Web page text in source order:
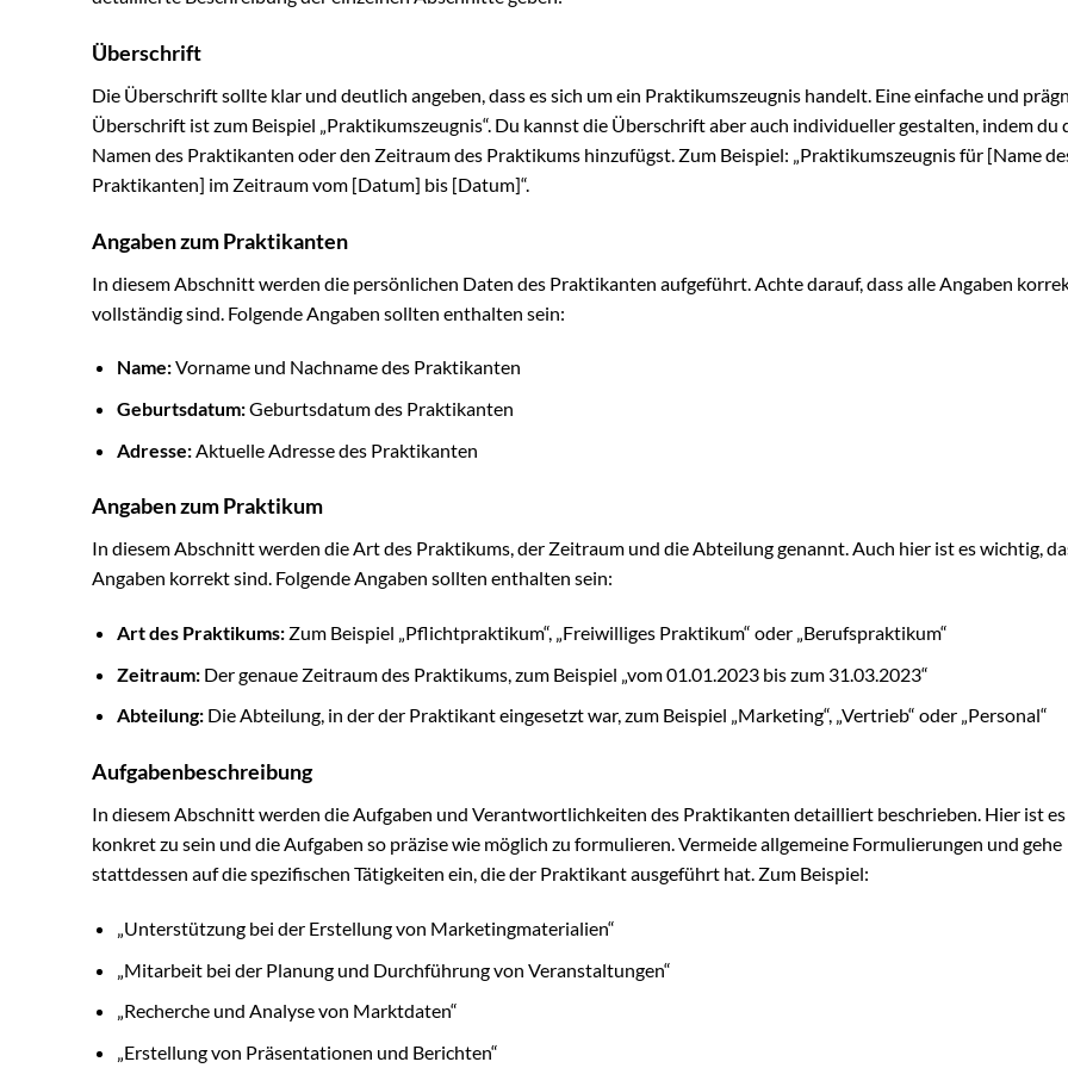
Überschrift
Die Überschrift sollte klar und deutlich angeben, dass es sich um ein Praktikumszeugnis handelt. Eine einfache und
Überschrift ist zum Beispiel „Praktikumszeugnis“. Du kannst die Überschrift aber auch individueller gestalten, indem du
Namen des Praktikanten oder den Zeitraum des Praktikums hinzufügst. Zum Beispiel: „Praktikumszeugnis für [Name
Praktikanten] im Zeitraum vom [Datum] bis [Datum]“.
Angaben zum Praktikanten
In diesem Abschnitt werden die persönlichen Daten des Praktikanten aufgeführt. Achte darauf, dass alle Angaben
vollständig sind. Folgende Angaben sollten enthalten sein:
Name:Vorname und Nachname des Praktikanten
Geburtsdatum:Geburtsdatum des Praktikanten
Adresse:Aktuelle Adresse des Praktikanten
Angaben zum Praktikum
In diesem Abschnitt werden die Art des Praktikums, der Zeitraum und die Abteilung genannt. Auch hier ist es wichtig,
Angaben korrekt sind. Folgende Angaben sollten enthalten sein:
Art des Praktikums:Zum Beispiel „Pflichtpraktikum“, „Freiwilliges Praktikum“ oder „Berufspraktikum“
Zeitraum:Der genaue Zeitraum des Praktikums, zum Beispiel „vom 01.01.2023 bis zum 31.03.2023“
Abteilung:Die Abteilung, in der der Praktikant eingesetzt war, zum Beispiel „Marketing“, „Vertrieb“ oder „Personal“
Aufgabenbeschreibung
In diesem Abschnitt werden die Aufgaben und Verantwortlichkeiten des Praktikanten detailliert beschrieben. Hier ist
konkret zu sein und die Aufgaben so präzise wie möglich zu formulieren. Vermeide allgemeine Formulierungen und gehe
stattdessen auf die spezifischen Tätigkeiten ein, die der Praktikant ausgeführt hat. Zum Beispiel:
„Unterstützung bei der Erstellung von Marketingmaterialien“
„Mitarbeit bei der Planung und Durchführung von Veranstaltungen“
„Recherche und Analyse von Marktdaten“
„Erstellung von Präsentationen und Berichten“